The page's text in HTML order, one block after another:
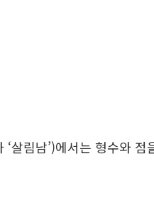
살림남’)에서는 형수와 점